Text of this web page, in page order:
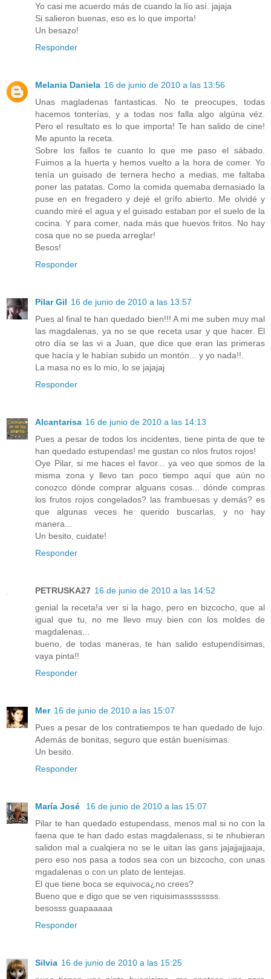
Yo casi me acuerdo más de cuando la lío así. jajaja
Si salieron buenas, eso es lo que importa!
Un besazo!
Responder
Melania Daniela 16 de junio de 2010 a las 13:56
Unas magladenas fantasticas. No te preocupes, todas
hacemos tonterías, y a todas nos falla algo algúna véz.
Pero el resultato es lo que importa! Te han salido de cine!
Me apunto la receta.
Sobre los fallos te cuanto lo que me paso el sábado.
Fuimos a la huerta y hemos vuelto a la hora de comer. Yo
tenía un guisado de ternera hecho a medias, me faltaba
poner las patatas. Como la comida quemaba demasiado la
puse en en fregadero y dejé el grífo abierto. Me olvidé y
cuando miré el agua y el guisado estaban por el suelo de la
cocina. Y para comer, nada más que huevos fritos. No hay
cosa que no se pueda arreglar!
Besos!
Responder
Pilar Gil 16 de junio de 2010 a las 13:57
Pues al final te han quedado bien!!! A mi me suben muy mal
las magdalenas, ya no se que receta usar y que hacer. El
otro día se las vi a Juan, que dice que eran las primeras
que hacía y le habían subido un montón... y yo nada!!.
La masa no es lo mio, lo se jajajaj
Responder
Alcantarisa 16 de junio de 2010 a las 14:13
Pues a pesar de todos los incidentes, tiene pinta de que te
han quedado estupendas! me gustan co nlos frutos rojos!
Oye Pilar, si me haces el favor... ya veo que somos de la
misma zona y llevo tan poco tiempo aquí que aún no
conozco dónde comprar alguans cosas... dónde compras
los frutos rojos congelados? las frambuesas y demás? es
que algunas veces he querido buscarlas, y no hay
manera...
Un besito, cuidate!
Responder
PETRUSKA27 16 de junio de 2010 a las 14:52
genial la receta!a ver si la hago, pero en bizcocho, que al
igual que tu, no me llevo muy bien con los moldes de
magdalenas...
bueno, de todas maneras, te han salido estupendísimas,
vaya pinta!!
Responder
Mer 16 de junio de 2010 a las 15:07
Pues a pesar de los contratiempos te han quedado de lujo.
Además de bonitas, seguro que están buenísimas.
Un besito.
Responder
María José
16 de junio de 2010 a las 15:07
Pilar te han quedado estupendass, menos mal si no con la
faena que te han dado estas magdalenass, si te nhubieran
salidon mal a cualqiera no se le uitan las gans jajajjajjaaja,
pero eso nos pasa a todos sea con un bizcocho, con unas
mgadalenas o con un plato de lentejas.
El que tiene boca se equivoca¿no crees?
Bueno que e digo que se ven riquisimassssssss.
besosss guapaaaaa
Responder
Silvia 16 de junio de 2010 a las 15:25